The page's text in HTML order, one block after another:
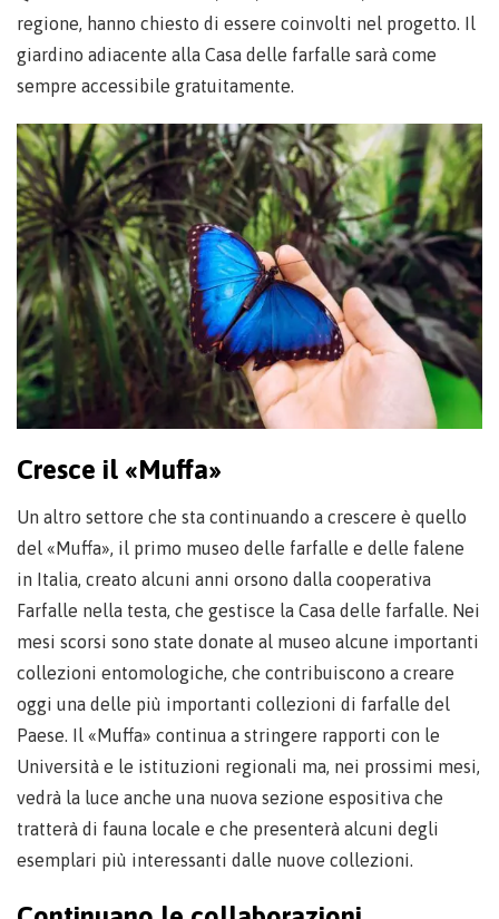
regione, hanno chiesto di essere coinvolti nel progetto. Il
giardino adiacente alla Casa delle farfalle sarà come
sempre accessibile gratuitamente.
Cresce il «Muffa»
Un altro settore che sta continuando a crescere è quello
del «Muffa», il primo museo delle farfalle e delle falene
in Italia, creato alcuni anni orsono dalla cooperativa
Farfalle nella testa, che gestisce la Casa delle farfalle. Nei
mesi scorsi sono state donate al museo alcune importanti
collezioni entomologiche, che contribuiscono a creare
oggi una delle più importanti collezioni di farfalle del
Paese. Il «Muffa» continua a stringere rapporti con le
Università e le istituzioni regionali ma, nei prossimi mesi,
vedrà la luce anche una nuova sezione espositiva che
tratterà di fauna locale e che presenterà alcuni degli
esemplari più interessanti dalle nuove collezioni.